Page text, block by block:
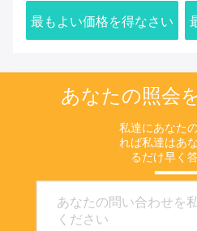
適化
最もよい価格を得なさい
あなたの照会
私達にあなた
れば私達はあ
るだけ早く